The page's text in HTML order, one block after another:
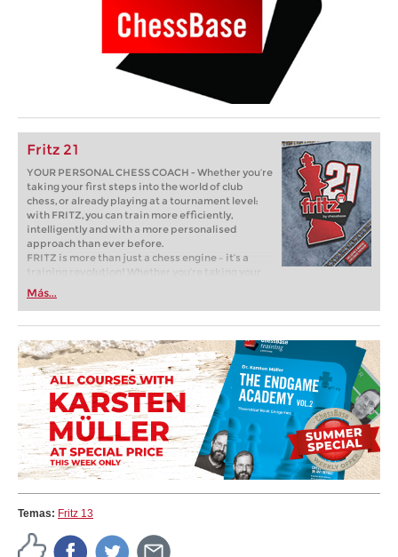
Fritz 21
YOUR PERSONAL CHESS COACH - Whether you’re
taking your first steps into the world of club
chess, or already playing at a tournament level:
with FRITZ, you can train more efficiently,
intelligently and with a more personalised
approach than ever before.
FRITZ is more than just a chess engine – it’s a
training revolution! Whether you’re taking your
first steps into the world of club chess, or already
playing at a tournament level: with FRITZ, you can
train more efficiently, intelligently and with a
more personalised approach than ever before.
Más...
Temas: Fritz 13